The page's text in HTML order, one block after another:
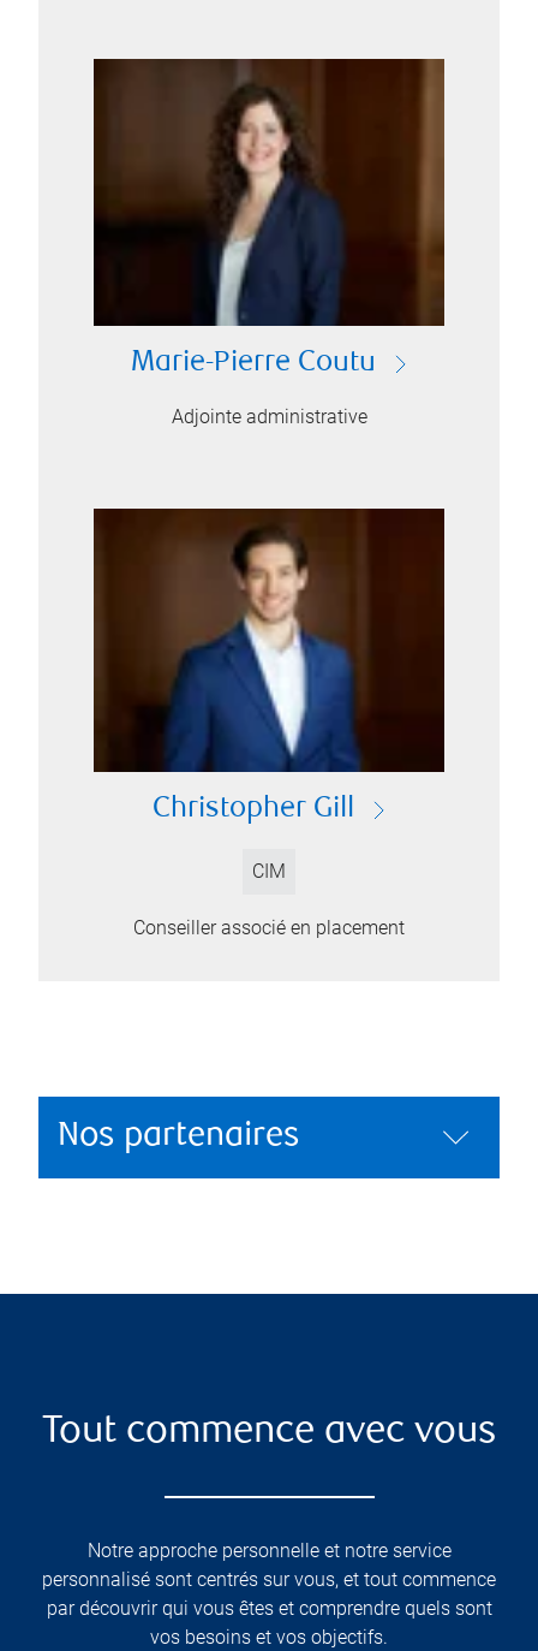
Marie-Pierre Coutu
Adjointe administrative
Christopher Gill
CIM
Conseiller associé en placement
Nos partenaires
Tout commence avec vous
Notre approche personnelle et notre service
personnalisé sont centrés sur vous, et tout commence
par découvrir qui vous êtes et comprendre quels sont
vos besoins et vos objectifs.